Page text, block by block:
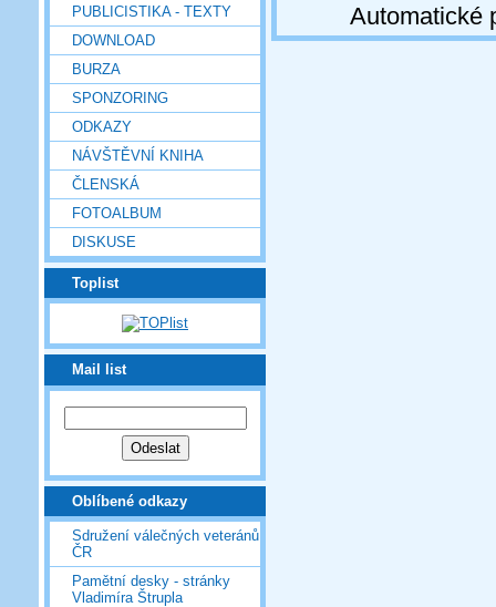
PUBLICISTIKA - TEXTY
DOWNLOAD
BURZA
SPONZORING
ODKAZY
NÁVŠTĚVNÍ KNIHA
ČLENSKÁ
FOTOALBUM
DISKUSE
Toplist
Mail list
Oblíbené odkazy
Sdružení válečných veteránů
ČR
Pamětní desky - stránky
Vladimíra Štrupla
Automatické